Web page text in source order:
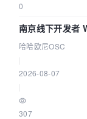
0
南京线下开发者
智能 Agent 应用
哈哈欧尼OSC
2026-08-07
307